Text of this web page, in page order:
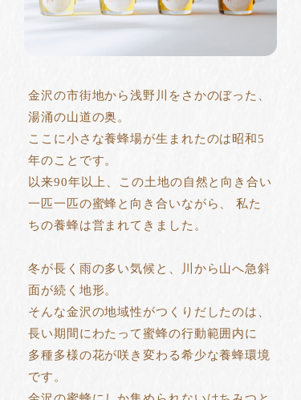
金沢の市街地から浅野川をさかのぼった、
湯涌の山道の奥。
ここに小さな養蜂場が生まれたのは昭和5
年のことです。
以来90年以上、この土地の自然と向き合い
一匹一匹の蜜蜂と向き合いながら、
私た
ちの養蜂は営まれてきました。
冬が長く雨の多い気候と、川から山へ急斜
面が続く地形。
そんな金沢の地域性がつくりだしたのは、
長い期間にわたって蜜蜂の行動範囲内に
多種多様の花が咲き変わる希少な養蜂環境
です。